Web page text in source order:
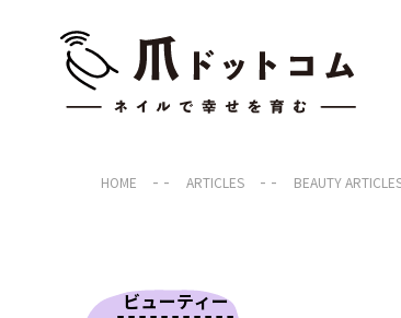
HOME ARTICLES BEAUTY
ビューティー